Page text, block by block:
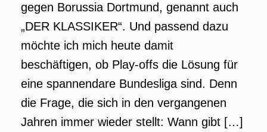
gegen Borussia Dortmund, genannt auch
„DER KLASSIKER“. Und passend dazu
möchte ich mich heute damit
beschäftigen, ob Play-offs die Lösung für
eine spannendare Bundesliga sind. Denn
die Frage, die sich in den vergangenen
Jahren immer wieder stellt: Wann gibt […]